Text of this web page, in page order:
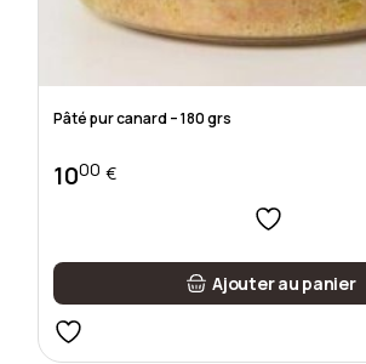
Pâté pur canard – 180 grs
1000 €
Ajouter au panier